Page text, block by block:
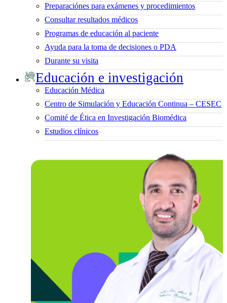
Preparaciónes para exámenes y procedimientos
Consultar resultados médicos
Programas de educación al paciente
Ayuda para la toma de decisiones o PDA
Durante su visita
Educación e investigación
Educación Médica
Centro de Simulación y Educación Continua – CESEC
Comité de Ética en Investigación Biomédica
Estudios clínicos